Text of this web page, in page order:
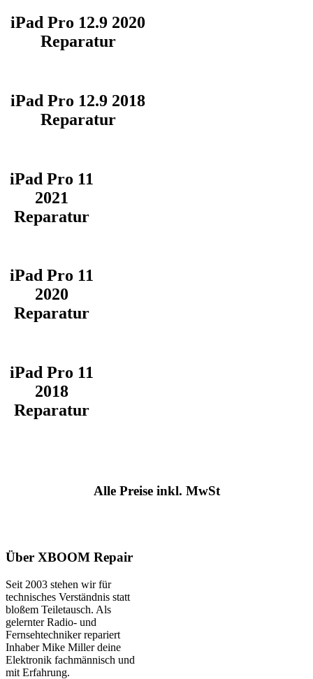
iPad Pro 12.9 2020
Reparatur
iPad Pro 12.9 2018
Reparatur
iPad Pro 11
2021
Reparatur
iPad Pro 11
2020
Reparatur
iPad Pro 11
2018
Reparatur
Alle Preise inkl. MwSt
Über XBOOM Repair
Seit 2003 stehen wir für
technisches Verständnis statt
bloßem Teiletausch. Als
gelernter Radio- und
Fernsehtechniker repariert
Inhaber Mike Miller deine
Elektronik fachmännisch und
mit Erfahrung.